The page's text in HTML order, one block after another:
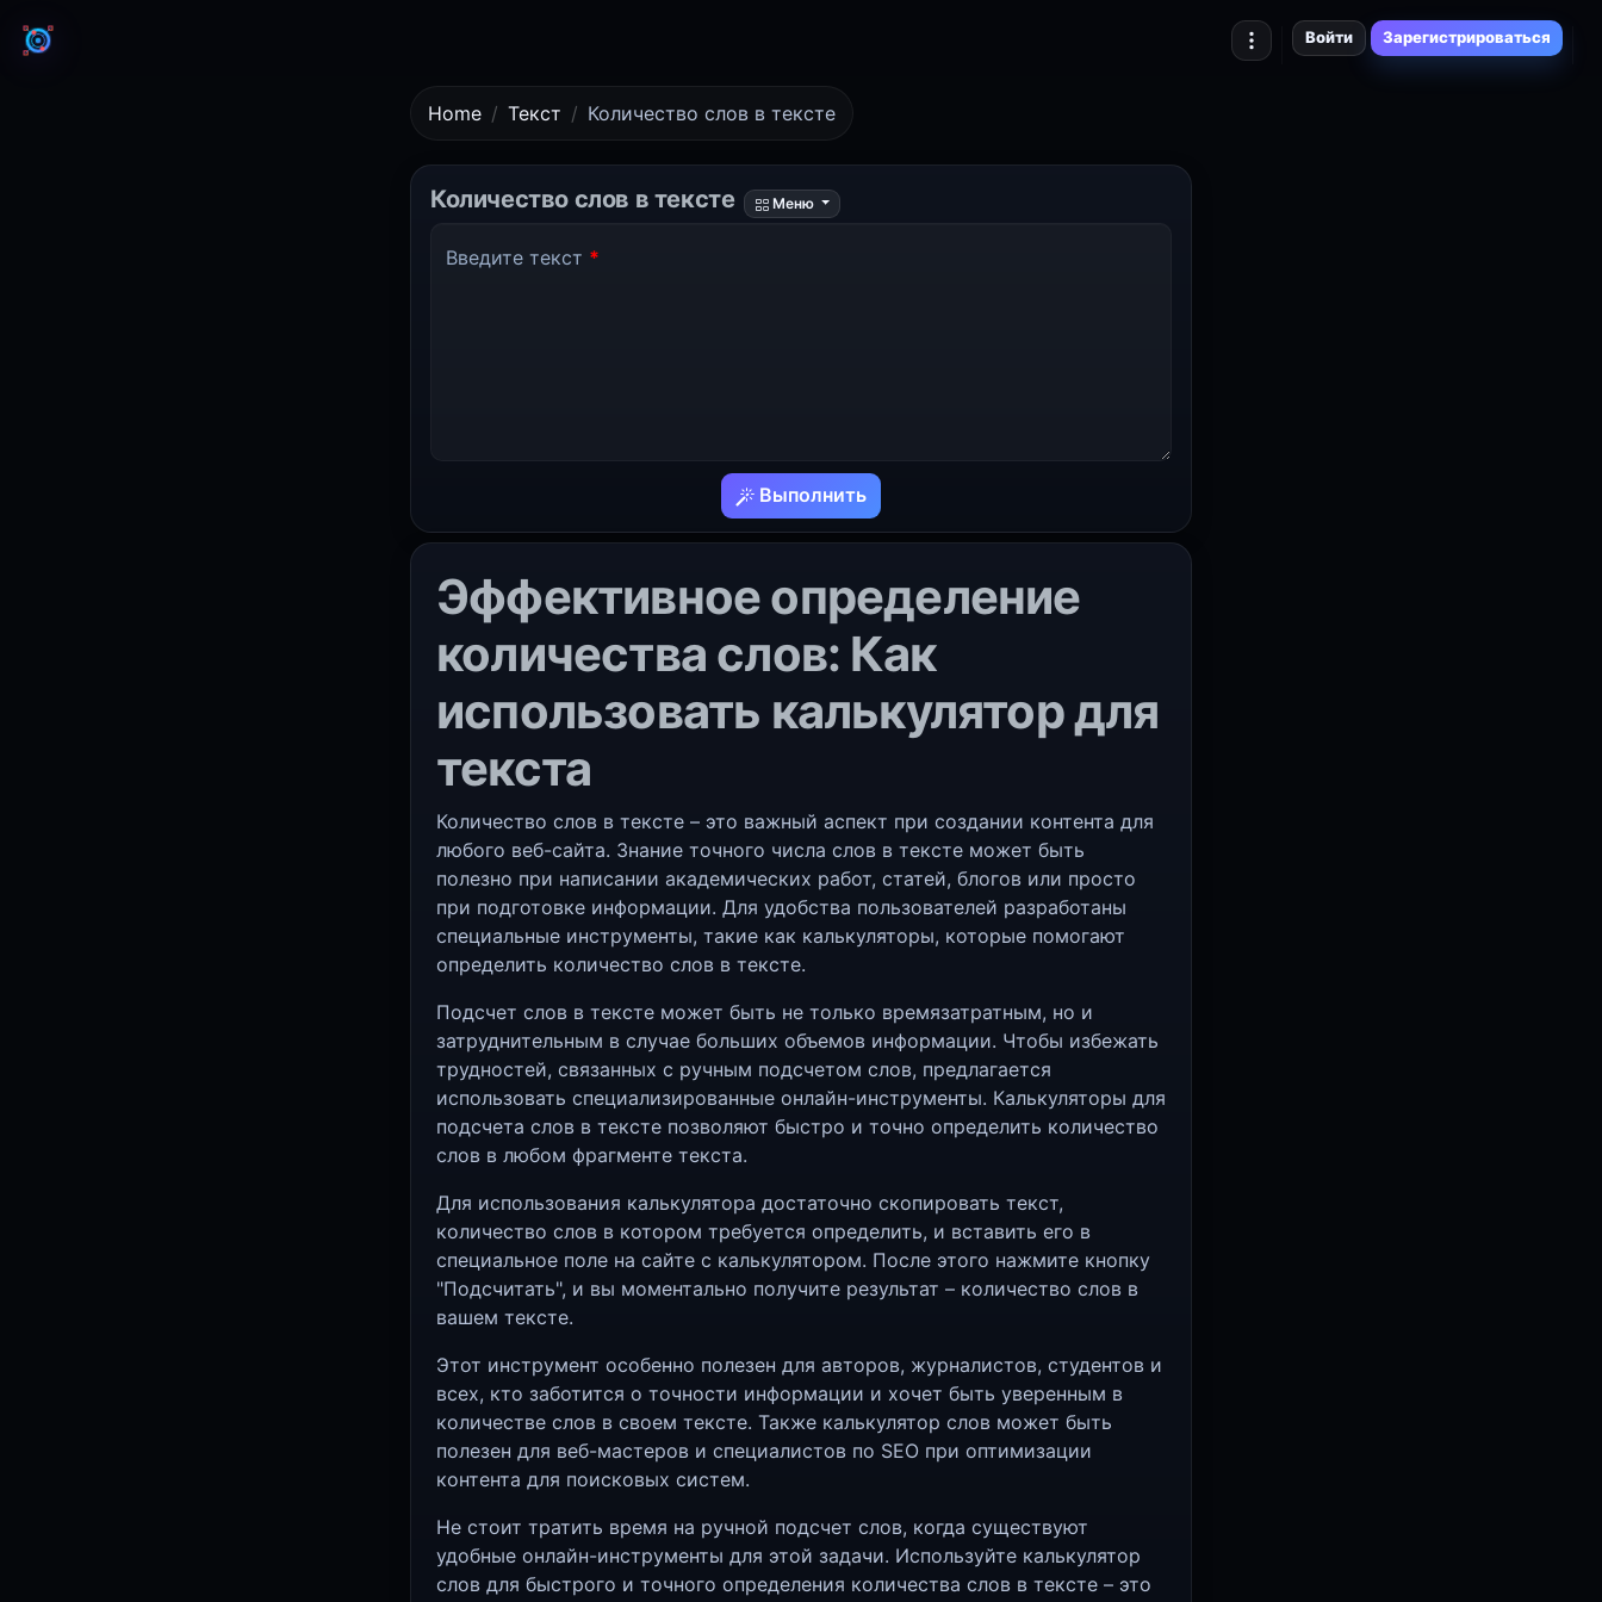
Войти Зарегистрироваться
Home Текст Количество слов в тексте
Количество слов в тексте Меню
Введите текст *
Выполнить
Эффективное определение
количества слов: Как
использовать калькулятор для
текста
Количество слов в тексте – это важный аспект при создании контента для
любого веб-сайта. Знание точного числа слов в тексте может быть
полезно при написании академических работ, статей, блогов или просто
при подготовке информации. Для удобства пользователей разработаны
специальные инструменты, такие как калькуляторы, которые помогают
определить количество слов в тексте.
Подсчет слов в тексте может быть не только времязатратным, но и
затруднительным в случае больших объемов информации. Чтобы избежать
трудностей, связанных с ручным подсчетом слов, предлагается
использовать специализированные онлайн-инструменты. Калькуляторы для
подсчета слов в тексте позволяют быстро и точно определить количество
слов в любом фрагменте текста.
Для использования калькулятора достаточно скопировать текст,
количество слов в котором требуется определить, и вставить его в
специальное поле на сайте с калькулятором. После этого нажмите кнопку
"Подсчитать", и вы моментально получите результат – количество слов в
вашем тексте.
Этот инструмент особенно полезен для авторов, журналистов, студентов и
всех, кто заботится о точности информации и хочет быть уверенным в
количестве слов в своем тексте. Также калькулятор слов может быть
полезен для веб-мастеров и специалистов по SEO при оптимизации
контента для поисковых систем.
Не стоит тратить время на ручной подсчет слов, когда существуют
удобные онлайн-инструменты для этой задачи. Используйте калькулятор
слов для быстрого и точного определения количества слов в тексте – это